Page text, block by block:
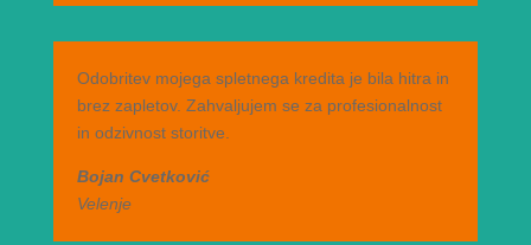
Odobritev mojega spletnega kredita je bila hitra in
brez zapletov. Zahvaljujem se za profesionalnost
in odzivnost storitve.
Bojan Cvetković
Velenje